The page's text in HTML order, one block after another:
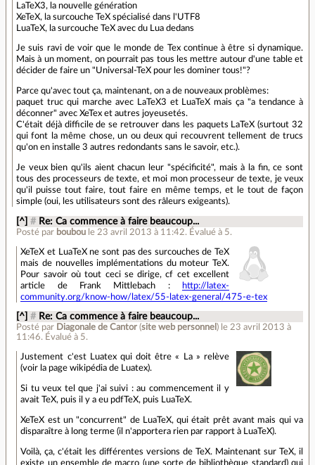
LaTeX3, la nouvelle génération
XeTeX, la surcouche TeX spécialisé dans l'UTF8
LuaTeX, la surcouche TeX avec du Lua dedans
Je suis ravi de voir que le monde de Tex continue à être si dynamique.
Mais à un moment, on pourrait pas tous les mettre autour d'une table et
décider de faire un "Universal-TeX pour les dominer tous!"?
Parce qu'avec tout ça, maintenant, on a de nouveaux problèmes:
paquet truc qui marche avec LaTeX3 et LuaTeX mais ça "a tendance à
déconner" avec XeTex et autres joyeusetés.
C'était déjà difficile de se retrouver dans les paquets LaTeX (surtout 32
qui font la même chose, un ou deux qui recouvrent tellement de trucs
qu'on en installe 3 autres redondants sans le savoir, etc.).
Je veux bien qu'ils aient chacun leur "spécificité", mais à la fin, ce sont
tous des processeurs de texte, et moi mon processeur de texte, je veux
qu'il puisse tout faire, tout faire en même temps, et le tout de façon
simple (oui, les utilisateurs sont des râleurs exigeants).
[^] # Re: Ca commence à faire beaucoup...
Posté par boubou le 23 avril 2013 à 11:42. Évalué à 5.
XeTeX et LuaTeX ne sont pas des surcouches de TeX
mais de nouvelles implémentations du moteur TeX.
Pour savoir où tout ceci se dirige, cf cet excellent
article de Frank Mittlebach :
http://latex-
community.org/know-how/latex/55-latex-general/475-e-tex
[^] # Re: Ca commence à faire beaucoup...
Posté par Diagonale de Cantor (site web personnel ) le 23 avril 2013 à
11:46. Évalué à 5.
Justement c'est Luatex qui doit être « La » relève
(voir la page wikipédia de Luatex).
Si tu veux tel que j'ai suivi : au commencement il y
avait TeX, puis il y a eu pdfTeX, puis LuaTeX.
XeTeX est un "concurrent" de LuaTeX, qui était prêt avant mais qui va
disparaître à long terme (il n'apportera rien par rapport à LuaTeX).
Voilà, ça, c'était les différentes versions de TeX. Maintenant sur TeX, il
existe un ensemble de macro (une sorte de bibliothèque standard) qui